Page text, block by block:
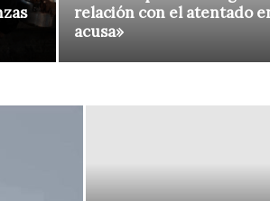
relación con el atentado
acusa»